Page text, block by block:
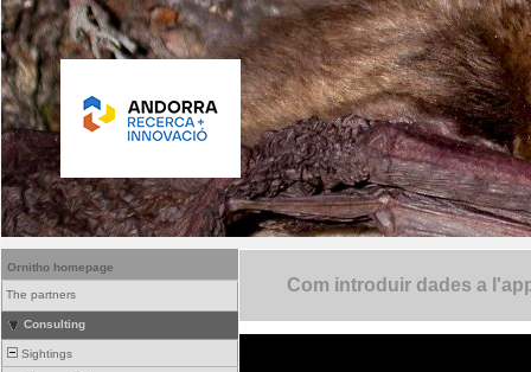
Ornitho homepage
The partners
Consulting
Sightings
Com introduir dades a